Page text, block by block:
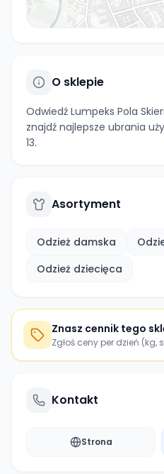
O sklepie
Odwiedź Lumpeks Pola
znajdź najlepsze ubrania
13.
Asortyment
Odzież damska
Odzież dziecięca
Znasz cennik tego
Zgłoś ceny per dzień (kg,
Kontakt
Strona